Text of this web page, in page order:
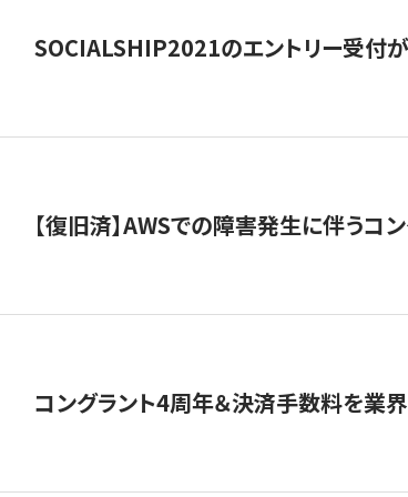
SOCIALSHIP2021のエントリー受付が
【復旧済】AWSでの障害発生に伴うコ
コングラント4周年＆決済手数料を業